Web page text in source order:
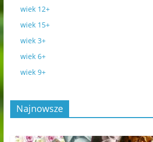
wiek 12+
wiek 15+
wiek 3+
wiek 6+
wiek 9+
Najnowsze